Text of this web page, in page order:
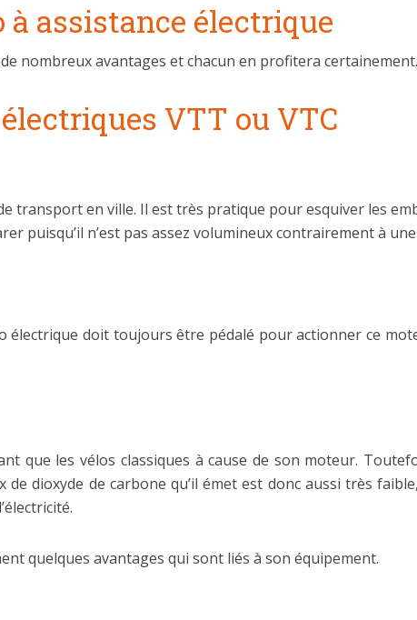
à assistance électrique
nombreux avantages et chacun en profitera certainement.
VTT ou VTC
transport en ville. Il est très pratique pour esquiver les
puisqu’il n’est pas assez volumineux contrairement à
électrique doit toujours être pédalé pour actionner ce
que les vélos classiques à cause de son moteur.
dioxyde de carbone qu’il émet est donc aussi très
quelques avantages qui sont liés à son équipement.